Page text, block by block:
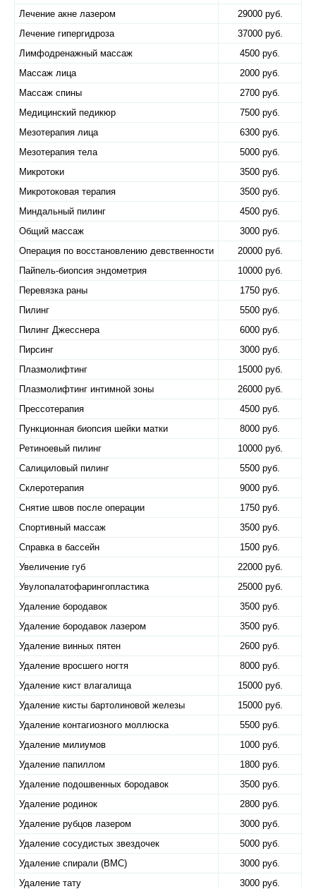
Лечение акне лазером
29000 руб.
Лечение гипергидроза
37000 руб.
Лимфодренажный массаж
4500 руб.
Массаж лица
2000 руб.
Массаж спины
2700 руб.
Медицинский педикюр
7500 руб.
Мезотерапия лица
6300 руб.
Мезотерапия тела
5000 руб.
Микротоки
3500 руб.
Микротоковая терапия
3500 руб.
Миндальный пилинг
4500 руб.
Общий массаж
3000 руб.
Операция по восстановлению девственности
20000 руб.
Пайпель-биопсия эндометрия
10000 руб.
Перевязка раны
1750 руб.
Пилинг
5500 руб.
Пилинг Джесснера
6000 руб.
Пирсинг
3000 руб.
Плазмолифтинг
15000 руб.
Плазмолифтинг интимной зоны
26000 руб.
Прессотерапия
4500 руб.
Пункционная биопсия шейки матки
8000 руб.
Ретиноевый пилинг
10000 руб.
Салициловый пилинг
5500 руб.
Склеротерапия
9000 руб.
Снятие швов после операции
1750 руб.
Спортивный массаж
3500 руб.
Справка в бассейн
1500 руб.
Увеличение губ
22000 руб.
Увулопалатофарингопластика
25000 руб.
Удаление бородавок
3500 руб.
Удаление бородавок лазером
3500 руб.
Удаление винных пятен
2600 руб.
Удаление вросшего ногтя
8000 руб.
Удаление кист влагалища
15000 руб.
Удаление кисты бартолиновой железы
15000 руб.
Удаление контагиозного моллюска
5500 руб.
Удаление милиумов
1000 руб.
Удаление папиллом
1800 руб.
Удаление подошвенных бородавок
3500 руб.
Удаление родинок
2800 руб.
Удаление рубцов лазером
3000 руб.
Удаление сосудистых звездочек
5000 руб.
Удаление спирали (ВМС)
3000 руб.
Удаление тату
3000 руб.